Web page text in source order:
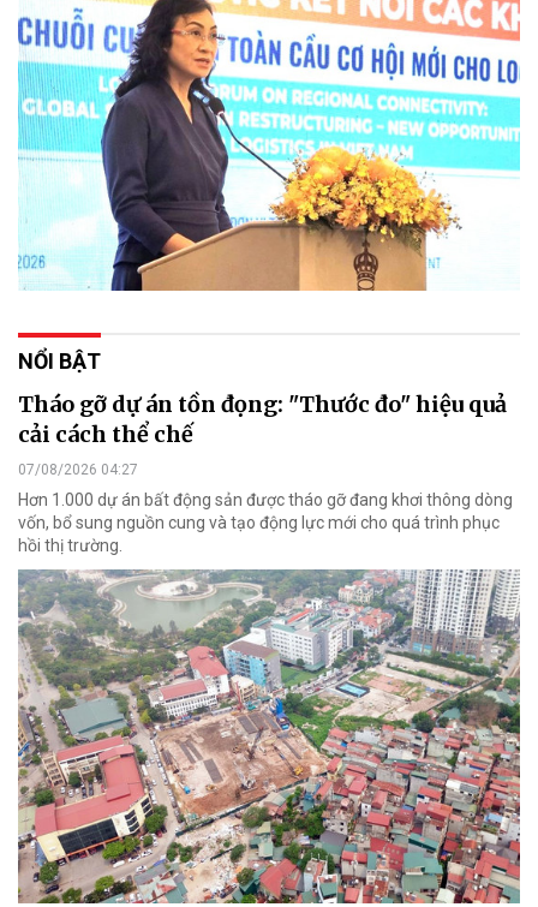
NỔI BẬT
Tháo gỡ dự án tồn đọng: "Thước đo" hiệu quả
cải cách thể chế
07/08/2026 04:27
Hơn 1.000 dự án bất động sản được tháo gỡ đang khơi thông dòng
vốn, bổ sung nguồn cung và tạo động lực mới cho quá trình phục
hồi thị trường.